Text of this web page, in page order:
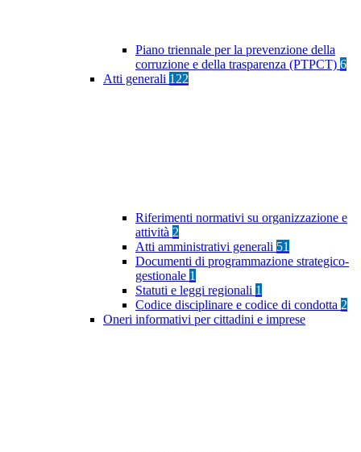
Piano triennale per la prevenzione della
corruzione e della trasparenza (PTPCT) 6
Atti generali 122
Riferimenti normativi su organizzazione e
attività 2
Atti amministrativi generali 51
Documenti di programmazione strategico-
gestionale 1
Statuti e leggi regionali 1
Codice disciplinare e codice di condotta 2
Oneri informativi per cittadini e imprese